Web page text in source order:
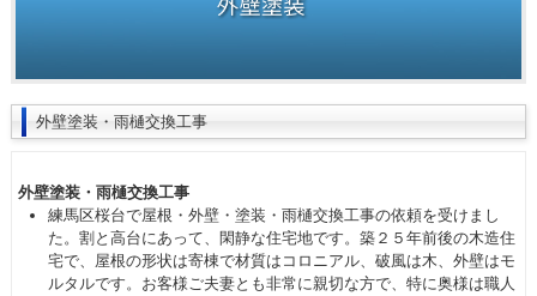
外壁塗装・雨樋交換工事
外壁塗装・雨樋交換工事
練馬区桜台で屋根・外壁・塗装・雨樋交換工事の依頼を受けまし
た。割と高台にあって、閑静な住宅地です。築２５年前後の木造住
宅で、屋根の形状は寄棟で材質はコロニアル、破風は木、外壁はモ
ルタルです。お客様ご夫妻とも非常に親切な方で、特に奥様は職人